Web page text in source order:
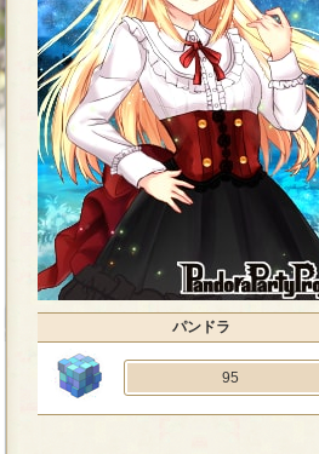
パンドラ
95